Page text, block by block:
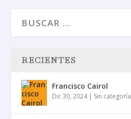
RECIENTES
Francisco Cairol
Dic 30, 2024| Sin categoría